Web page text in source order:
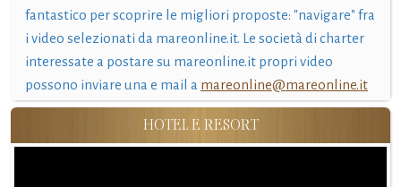
fantastico per scoprire le migliori proposte: "navigare" fra
i video selezionati da mareonline.it. Le società di charter
interessate a postare su mareonline.it propri video
possono inviare una e mail a mareonline@mareonline.it
HOTEL E RESORT